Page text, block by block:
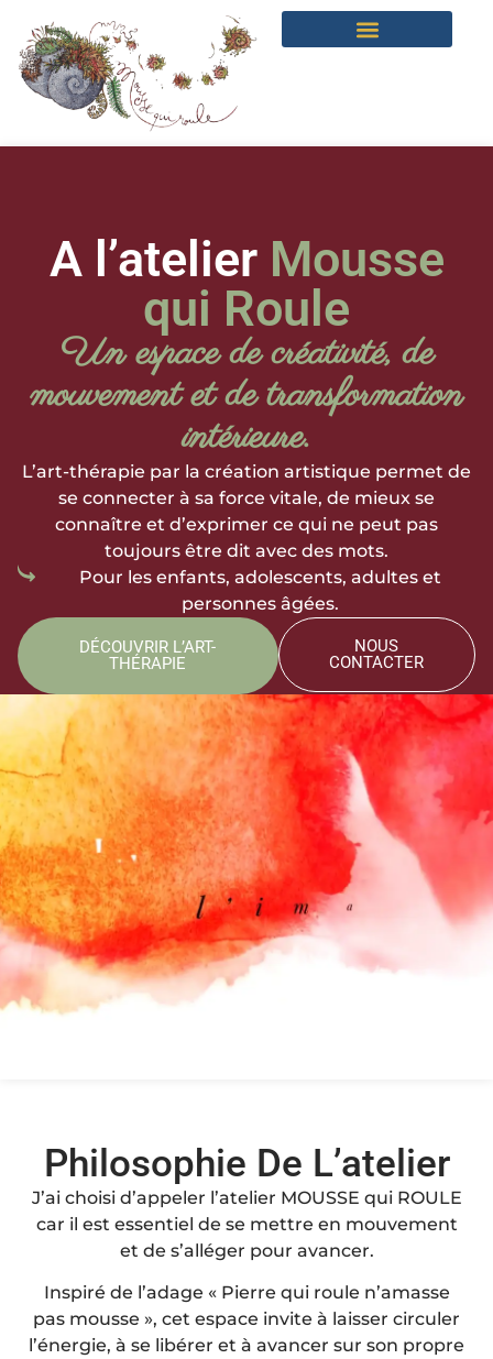
A l’atelier Mousse
qui Roule
Un espace de créativité, de
mouvement et de transformation
intérieure.
L’art-thérapie par la création artistique permet de
se connecter à sa force vitale, de mieux se
connaître et d’exprimer ce qui ne peut pas
toujours être dit avec des mots.
Pour les enfants, adolescents, adultes et
personnes âgées.
DÉCOUVRIR L’ART-
THÉRAPIE
NOUS
CONTACTER
Philosophie De L’atelier
J’ai choisi d’appeler l’atelier MOUSSE qui ROULE
car il est essentiel de se mettre en mouvement
et de s’alléger pour avancer.
Inspiré de l’adage « Pierre qui roule n’amasse
pas mousse », cet espace invite à laisser circuler
l’énergie, à se libérer et à avancer sur son propre